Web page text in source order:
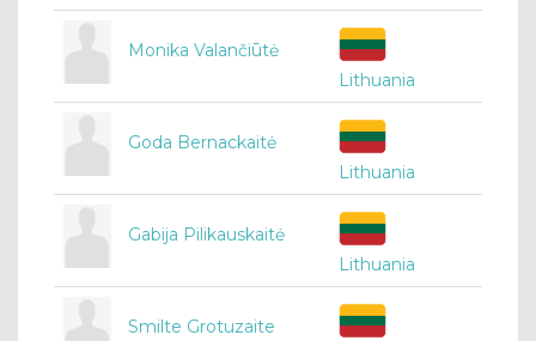
Monika Valančiūtė
Lithuania
Goda Bernackaitė
Lithuania
Gabija Pilikauskaitė
Lithuania
Smilte Grotuzaite